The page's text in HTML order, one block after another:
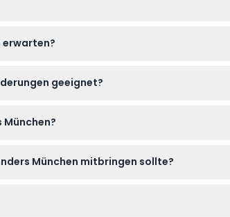
erwarten?
geeignet?
München mitbringen sollte?